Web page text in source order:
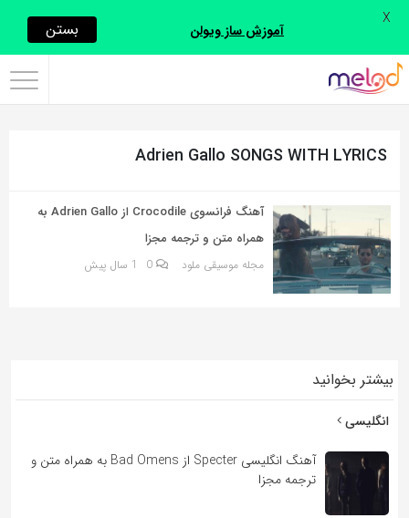
اشتراک
با
از
زیر
می‌توانید
این
صفحه
خود
به
بگذارید.
Adrien Gallo SONGS WITH LYRICS
آهنگ فرانسوی Crocodile از Adrien Gallo به
همراه متن و ترجمه مجزا
مجله موسیقی ملود 0 1 سال پیش
بیشتر بخوانید
انگلیسی
آهنگ انگلیسی Specter از Bad Omens به همراه متن و
ترجمه مجزا
آموزش ساز ویولن بستن X